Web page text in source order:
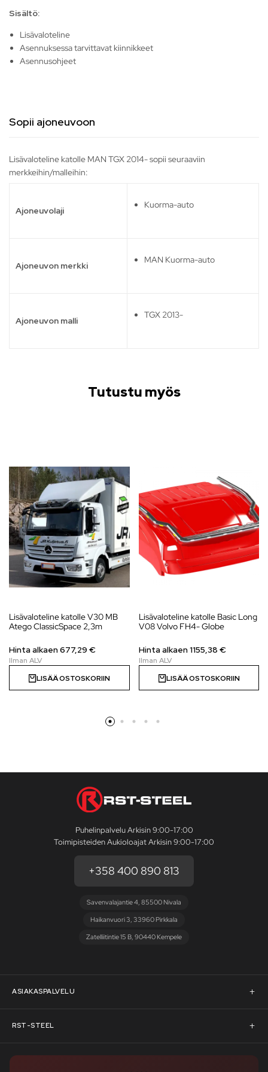
Sisältö:
Lisävaloteline
Asennuksessa tarvittavat kiinnikkeet
Asennusohjeet
Sopii ajoneuvoon
Lisävaloteline katolle MAN TGX 2014- sopii seuraaviin
merkkeihin/malleihin:
Ajoneuvolaji
Kuorma-auto
Ajoneuvon merkki
MAN Kuorma-auto
Ajoneuvon malli
TGX 2013-
Tutustu myös
Lisävaloteline katolle V30 MB
Atego ClassicSpace 2,3m
Hinta alkaen677,29 €
LISÄÄ OSTOSKORIIN
Lisävaloteline katolle Basic Long
V08 Volvo FH4- Globe
Hinta alkaen1155,38 €
LISÄÄ OSTOSKORIIN
Puhelinpalvelu Arkisin 9:00-17:00
Toimipisteiden Aukioloajat Arkisin 9:00-17:00
+358 400 890 813
Savenvalajantie 4, 85500 Nivala
Haikanvuori 3, 33960 Pirkkala
Zatelliitintie 15 B, 90440 Kempele
ASIAKASPALVELU
Asiakaspalvelu
Pyydä tarjous
RST-STEEL
RST-Steelin tarina